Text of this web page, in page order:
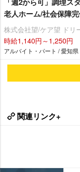
老人ホーム/社会保障
株式会社望/ケア望 ドリ
時給1,140円～1,250円
アルバイト・パート / 愛知県
関連リンク+